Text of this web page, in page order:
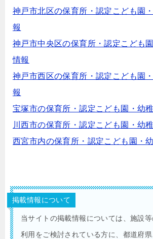
神戸市北区の保育所・認定こども園
報
神戸市中央区の保育所・認定こども
情報
神戸市西区の保育所・認定こども園
報
宝塚市の保育所・認定こども園・幼
川西市の保育所・認定こども園・幼
西宮市内の保育所・認定こども園・
掲載情報について
当サイトの掲載情報については、施設
利用をご検討されている方に、都道府